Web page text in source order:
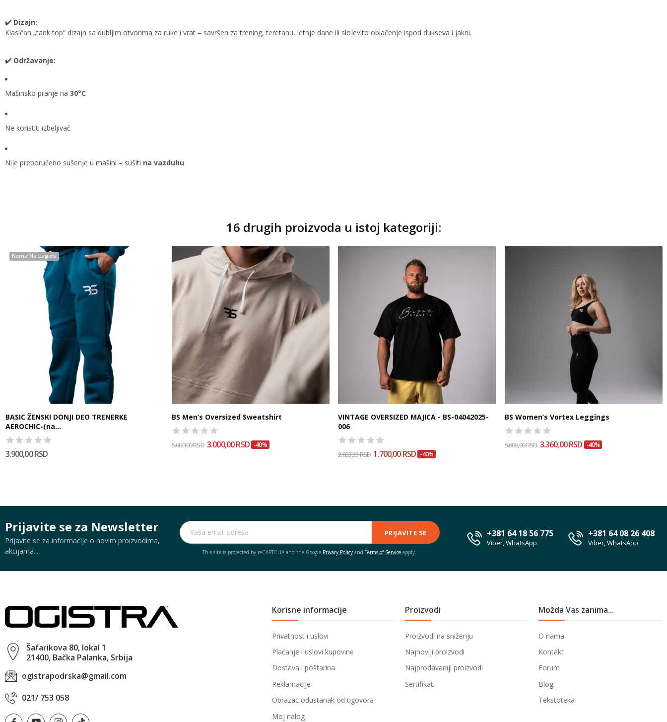
✔️ Dizajn:
Klasičan „tank top“ dizajn sa dubljim otvorima za ruke i vrat – savršen za trening, teretanu, letnje dane ili slojevito oblačenje ispod dukseva i jakni.
✔️ Održavanje:
Mašinsko pranje na 30°C
Ne koristiti izbeljivač
Nije preporučeno sušenje u mašini – sušiti na vazduhu
16 drugih proizvoda u istoj kategoriji:
Nema Na Lageru
BASIC ŽENSKI DONJI DEO TRENERKE
AEROCHIC-(na...
3.900,00 RSD
BS Men’s Oversized Sweatshirt
5.000,00 RSD 3.000,00 RSD -40%
VINTAGE OVERSIZED MAJICA - BS-04042025-
006
2.833,33 RSD 1.700,00 RSD -40%
BS Women’s Vortex Leggings
5.600,00 RSD 3.360,00 RSD -40%
Prijavite se za Newsletter
Prijavite se za informacije o novim proizvodima,
akcijama...
PRIJAVITE SE
This site is protected by reCAPTCHA and the Google Privacy Policy andTerms of Service apply.
+381 64 18 56 775
Viber, WhatsApp
+381 64 08 26 408
Viber, WhatsApp
Šafarikova 80, lokal 1
21400, Bačka Palanka, Srbija
ogistrapodrska@gmail.com
021/ 753 058
Korisne informacije
Privatnost i uslovi
Plaćanje i uslovi kupovine
Dostava i poštarina
Reklamacije
Obrazac odustanak od ugovora
Moj nalog
Proizvodi
Proizvodi na sniženju
Najnoviji proizvodi
Najprodavaniji proizvodi
Sertifikati
Možda Vas zanima...
O nama
Kontakt
Forum
Blog
Tekstoteka